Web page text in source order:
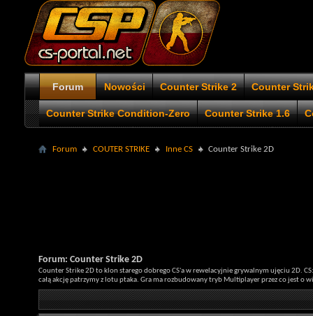
Forum Nowości Counter Strike 2 Counter
Counter Strike Condition-Zero Counter Strike 1.6
Forum COUTER STRIKE Inne CS Counter Strike 2D
Forum: Counter Strike 2D
Counter Strike 2D to klon starego dobrego CS'a w rewelacyjnie grywalnym ujęciu 2D.
całą akcję patrzymy z lotu ptaka. Gra ma rozbudowany tryb Multiplayer przez co jest o